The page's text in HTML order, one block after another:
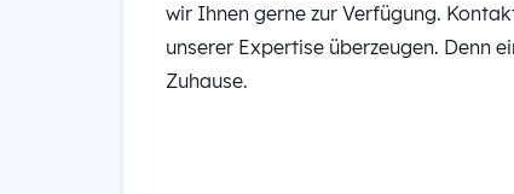
wir Ihnen gerne zur Verfügung.
unserer Expertise überzeugen. Denn
Zuhause.